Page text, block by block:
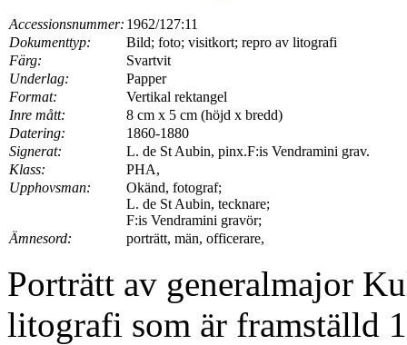
Accessionsnummer: 1962/127:11
Dokumenttyp:
Bild; foto; visitkort; repro av litografi
Färg:
Svartvit
Underlag:
Papper
Format:
Vertikal rektangel
Inre mått:
8 cm x 5 cm (höjd x bredd)
Datering:
1860-1880
Signerat:
L. de St Aubin, pinx.F:is Vendramini grav.
Klass:
PHA,
Upphovsman:
Okänd, fotograf;
L. de St Aubin, tecknare;
F:is Vendramini gravör;
Ämnesord:
porträtt, män, officerare,
Porträtt av generalmajor
litografi som är framställd